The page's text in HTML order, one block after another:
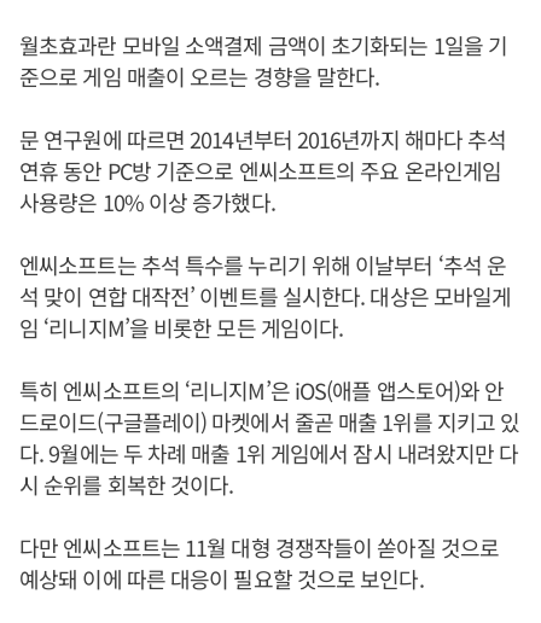
월초효과란 모바일 소액결제 금액이 초기화되는 1일을 기
준으로 게임 매출이 오르는 경향을 말한다.
문 연구원에 따르면 2014년부터 2016년까지 해마다 추석
연휴 동안 PC방 기준으로 엔씨소프트의 주요 온라인게임
사용량은 10% 이상 증가했다.
엔씨소프트는 추석 특수를 누리기 위해 이날부터 ‘추석 운
석 맞이 연합 대작전’ 이벤트를 실시한다. 대상은 모바일게
임 ‘리니지M’을 비롯한 모든 게임이다.
특히 엔씨소프트의 ‘리니지M’은 iOS(애플 앱스토어)와 안
드로이드(구글플레이) 마켓에서 줄곧 매출 1위를 지키고 있
다. 9월에는 두 차례 매출 1위 게임에서 잠시 내려왔지만 다
시 순위를 회복한 것이다.
다만 엔씨소프트는 11월 대형 경쟁작들이 쏟아질 것으로
예상돼 이에 따른 대응이 필요할 것으로 보인다.